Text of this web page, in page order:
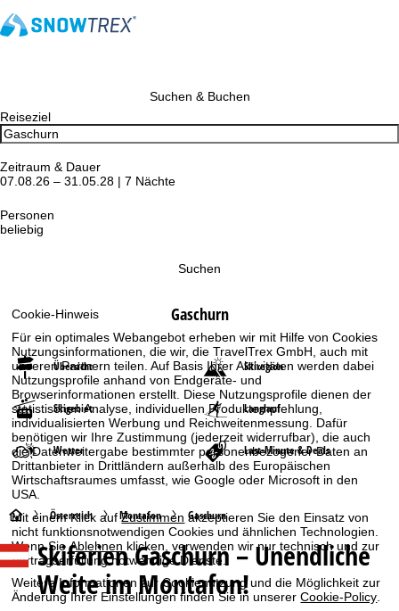
Cookie-Hinweis
Für ein optimales Webangebot erheben wir mit Hilfe von Cookies
Nutzungsinformationen, die wir, die TravelTrex GmbH, auch mit
unseren Partnern teilen. Auf Basis Ihrer Aktivitäten werden dabei
Nutzungsprofile anhand von Endgeräte- und
Browserinformationen erstellt. Diese Nutzungsprofile dienen der
statistischen Analyse, individuellen Produktempfehlung,
individualisierten Werbung und Reichweitenmessung. Dafür
benötigen wir Ihre Zustimmung (jederzeit widerrufbar), die auch
die Datenweitergabe bestimmter personenbezogener Daten an
Drittanbieter in Drittländern außerhalb des Europäischen
Wirtschaftsraumes umfasst, wie Google oder Microsoft in den
USA.
Mit einem Klick aufZustimmen akzeptieren Sie den Einsatz von
nicht funktionsnotwendigen Cookies und ähnlichen Technologien.
Wenn SieAblehnen klicken, verwenden wir nur technisch und zur
Vertragserfüllung notwendige Dienste.
Weitere Informationen zur Cookienutzung und die Möglichkeit zur
Änderung Ihrer Einstellungen finden Sie in unsererCookie-Policy
Suchen & Buchen
Reiseziel
Zeitraum & Dauer
07.08.26 – 31.05.28 | 7 Nächte
Personen
beliebig
Suchen
Gaschurn
Übersicht Skiregion
Skigebiet Langlauf
Wetter Last-Minute & Deals
S
t
a
Österreich Montafon Gaschurn
SkiferienGaschurn – Unendliche
Weite im Montafon!